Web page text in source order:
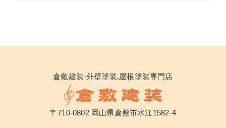
倉敷建装-外壁塗装,屋根塗装専門店
〒710-0802 岡山県倉敷市水江1582-4